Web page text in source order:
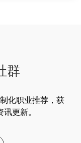
群
化职业推荐，获
更新。